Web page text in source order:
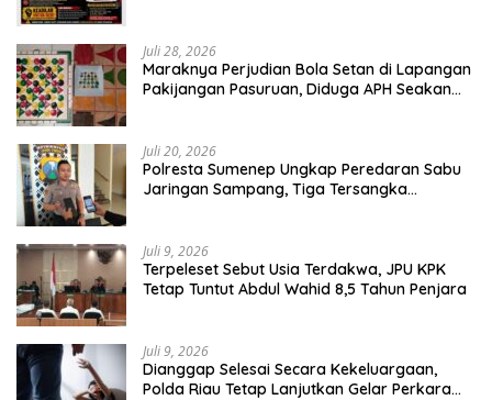
Juli 28, 2026
Maraknya Perjudian Bola Setan di Lapangan
Pakijangan Pasuruan, Diduga APH Seakan
Juli 20, 2026
Polresta Sumenep Ungkap Peredaran Sabu
Jaringan Sampang, Tiga Tersangka
Juli 9, 2026
Terpeleset Sebut Usia Terdakwa, JPU KPK
Tetap Tuntut Abdul Wahid 8,5 Tahun Penjara
Juli 9, 2026
Dianggap Selesai Secara Kekeluargaan,
Polda Riau Tetap Lanjutkan Gelar Perkara